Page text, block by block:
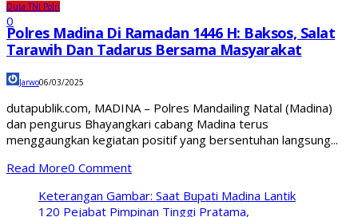
Duta TNI Polri
0
Polres Madina Di Ramadan 1446 H: Baksos, Salat
Tarawih Dan Tadarus Bersama Masyarakat
Jarwo06/03/2025
dutapublik.com, MADINA – Polres Mandailing Natal (Madina)
dan pengurus Bhayangkari cabang Madina terus
menggaungkan kegiatan positif yang bersentuhan langsung...
Read More0 Comment
Keterangan Gambar: Saat Bupati Madina Lantik
120 Pejabat Pimpinan Tinggi Pratama,